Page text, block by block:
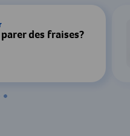
des fraises?